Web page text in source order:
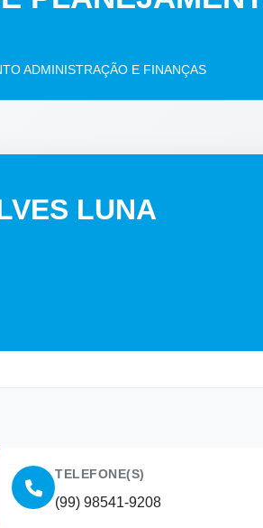
ADMINISTRAÇÃO E FINANÇAS
LUNA
TELEFONE(S)
(99) 98541-9208